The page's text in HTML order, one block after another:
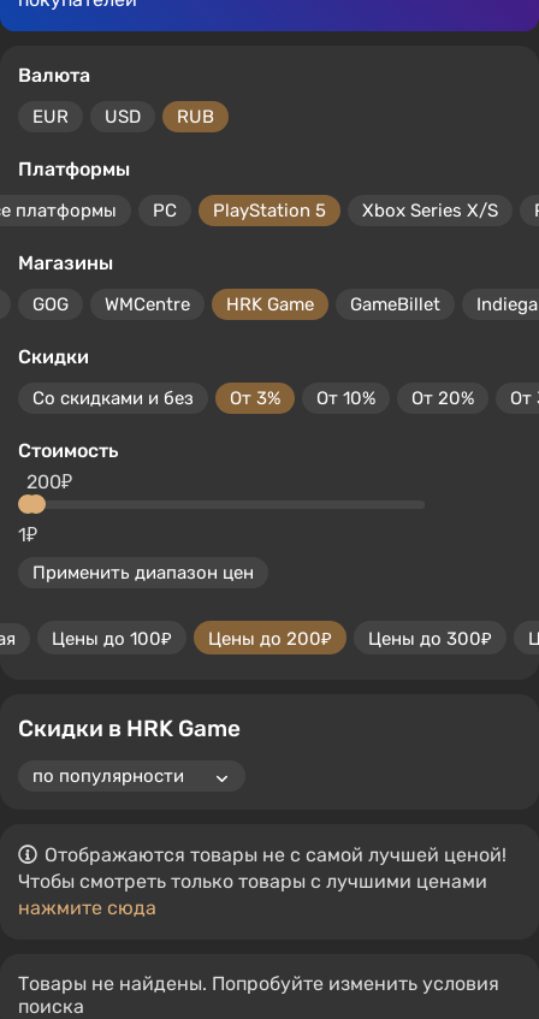
Валюта
EUR USD RUB
Платформы
платформы PC PlayStation 5 Xbox Series X/S
Магазины
GOG WMCentre HRK Game GameBillet
Скидки
Со скидками и без От 3% От 10% От 20% От
Стоимость
1₽
200₽
Применить диапазон цен
Цены до 100₽ Цены до 200₽ Цены до 300₽
Скидки в HRK Game
Отображаются товары не с самой лучшей ценой!
Чтобы смотреть только товары с лучшими ценами
нажмите сюда
Товары не найдены. Попробуйте изменить условия
поиска